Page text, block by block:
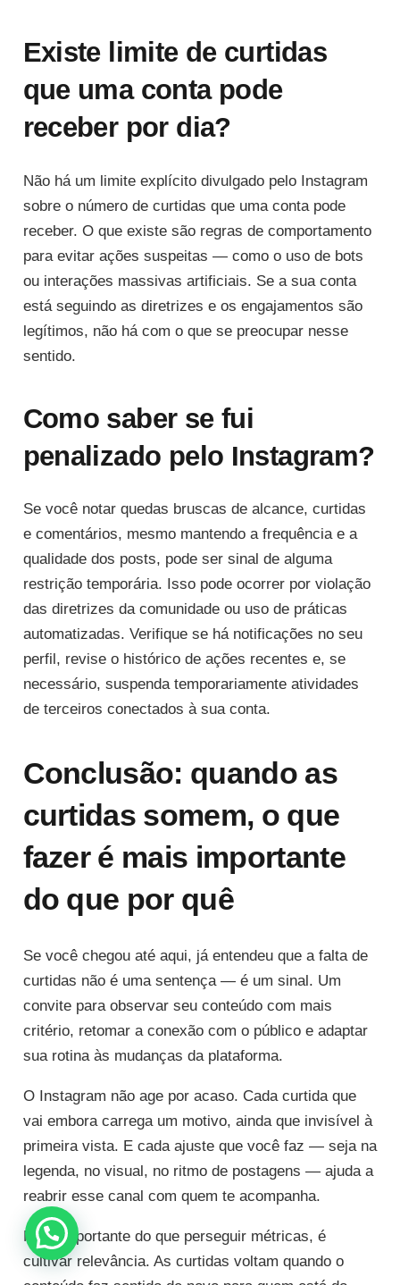
Existe limite de curtidas
que uma conta pode
receber por dia?
Não há um limite explícito divulgado pelo Instagram
sobre o número de curtidas que uma conta pode
receber. O que existe são regras de comportamento
para evitar ações suspeitas — como o uso de bots
ou interações massivas artificiais. Se a sua conta
está seguindo as diretrizes e os engajamentos são
legítimos, não há com o que se preocupar nesse
sentido.
Como saber se fui
penalizado pelo Instagram?
Se você notar quedas bruscas de alcance, curtidas
e comentários, mesmo mantendo a frequência e a
qualidade dos posts, pode ser sinal de alguma
restrição temporária. Isso pode ocorrer por violação
das diretrizes da comunidade ou uso de práticas
automatizadas. Verifique se há notificações no seu
perfil, revise o histórico de ações recentes e, se
necessário, suspenda temporariamente atividades
de terceiros conectados à sua conta.
Conclusão: quando as
curtidas somem, o que
fazer é mais importante
do que por quê
Se você chegou até aqui, já entendeu que a falta de
curtidas não é uma sentença — é um sinal. Um
convite para observar seu conteúdo com mais
critério, retomar a conexão com o público e adaptar
sua rotina às mudanças da plataforma.
O Instagram não age por acaso. Cada curtida que
vai embora carrega um motivo, ainda que invisível à
primeira vista. E cada ajuste que você faz — seja na
legenda, no visual, no ritmo de postagens — ajuda a
reabrir esse canal com quem te acompanha.
Mais importante do que perseguir métricas, é
cultivar relevância. As curtidas voltam quando o